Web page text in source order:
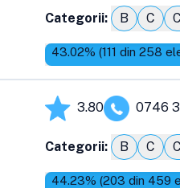
Categorii: B C
43.02% (111 din 258
3.80 0746
Categorii: B C
44.23% (203 din 459